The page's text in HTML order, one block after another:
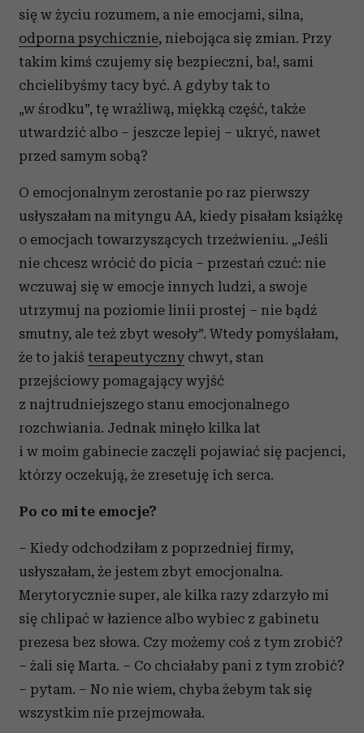
się w życiu rozumem, a nie emocjami, silna,
odporna psychicznie, niebojąca się zmian. Przy
takim kimś czujemy się bezpieczni, ba!, sami
chcielibyśmy tacy być. A gdyby tak to
„w środku”, tę wrażliwą, miękką część, także
utwardzić albo – jeszcze lepiej – ukryć, nawet
przed samym sobą?
O emocjonalnym zerostanie po raz pierwszy
usłyszałam na mityngu AA, kiedy pisałam książkę
o emocjach towarzyszących trzeźwieniu. „Jeśli
nie chcesz wrócić do picia – przestań czuć: nie
wczuwaj się w emocje innych ludzi, a swoje
utrzymuj na poziomie linii prostej – nie bądź
smutny, ale też zbyt wesoły”. Wtedy pomyślałam,
że to jakiś terapeutyczny chwyt, stan
przejściowy pomagający wyjść
z najtrudniejszego stanu emocjonalnego
rozchwiania. Jednak minęło kilka lat
i w moim gabinecie zaczęli pojawiać się pacjenci,
którzy oczekują, że zresetuję ich serca.
Po co mi te emocje?
– Kiedy odchodziłam z poprzedniej firmy,
usłyszałam, że jestem zbyt emocjonalna.
Merytorycznie super, ale kilka razy zdarzyło mi
się chlipać w łazience albo wybiec z gabinetu
prezesa bez słowa. Czy możemy coś z tym zrobić?
– żali się Marta. – Co chciałaby pani z tym zrobić?
– pytam. – No nie wiem, chyba żebym tak się
wszystkim nie przejmowała.